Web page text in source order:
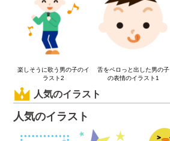
楽しそうに歌う男の子のイ
ラスト2
舌をペロっと出した男の子
の表情のイラスト1
人気のイラスト
人気のイラスト